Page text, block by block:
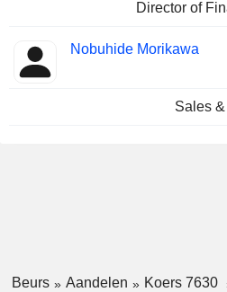
Director of
Nobuhide Morikawa
Sales
Beurs Aandelen
Koers 7630